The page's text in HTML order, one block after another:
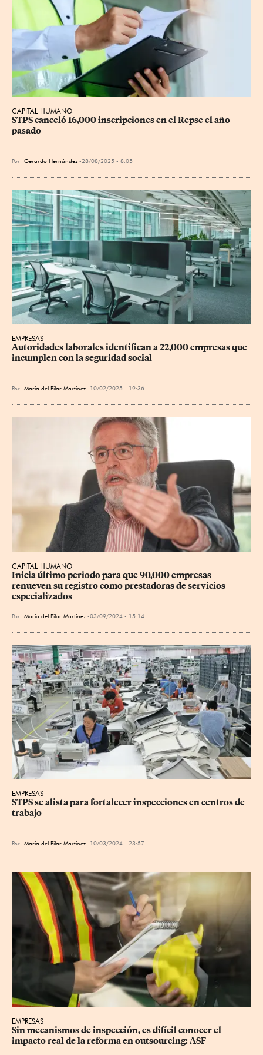
CAPITAL HUMANO
STPS canceló 16,000 inscripciones en el Repse el año
pasado
Por Gerardo Hernández 28/08/2025 - 8:05
EMPRESAS
Autoridades laborales identifican a 22,000 empresas que
incumplen con la seguridad social
Por María del Pilar Martínez 10/02/2025 - 19:36
CAPITAL HUMANO
Inicia último periodo para que 90,000 empresas
renueven su registro como prestadoras de servicios
especializados
Por María del Pilar Martínez 03/09/2024 - 15:14
EMPRESAS
STPS se alista para fortalecer inspecciones en centros de
trabajo
Por María del Pilar Martínez 10/03/2024 - 23:57
EMPRESAS
Sin mecanismos de inspección, es difícil conocer el
impacto real de la reforma en outsourcing: ASF